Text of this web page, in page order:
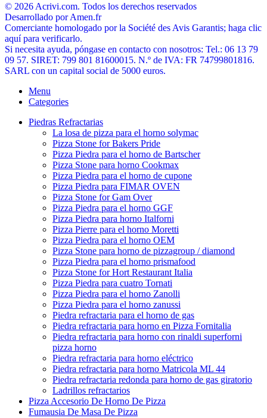
© 2026 Acrivi.com. Todos los derechos reservados
Desarrollado por Amen.fr
Comerciante homologado por la Société des Avis Garantis; haga clic
aquí para verificarlo.
Si necesita ayuda, póngase en contacto con nosotros: Tel.: 06 13 79
09 57. SIRET: 799 801 81600015. N.º de IVA: FR 74799801816.
SARL con un capital social de 5000 euros.
Menu
Categories
Piedras Refractarias
La losa de pizza para el horno solymac
Pizza Stone for Bakers Pride
Pizza Piedra para el horno de Bartscher
Pizza Stone para horno Cookmax
Pizza Piedra para el horno de cupone
Pizza Piedra para FIMAR OVEN
Pizza Stone for Gam Over
Pizza Piedra para el horno GGF
Pizza Piedra para horno Italforni
Pizza Pierre para el horno Moretti
Pizza Piedra para el horno OEM
Pizza Stone para horno de pizzagroup / diamond
Pizza Piedra para el horno prismafood
Pizza Stone for Hort Restaurant Italia
Pizza Piedra para cuatro Tornati
Pizza Piedra para el horno Zanolli
Pizza Piedra para el horno zanussi
Piedra refractaria para el horno de gas
Piedra refractaria para horno en Pizza Fornitalia
Piedra refractaria para horno con rinaldi superforni
pizza horno
Piedra refractaria para horno eléctrico
Piedra refractaria para horno Matricola ML 44
Piedra refractaria redonda para horno de gas giratorio
Ladrillos refractarios
Pizza Accesorio De Horno De Pizza
Fumausia De Masa De Pizza